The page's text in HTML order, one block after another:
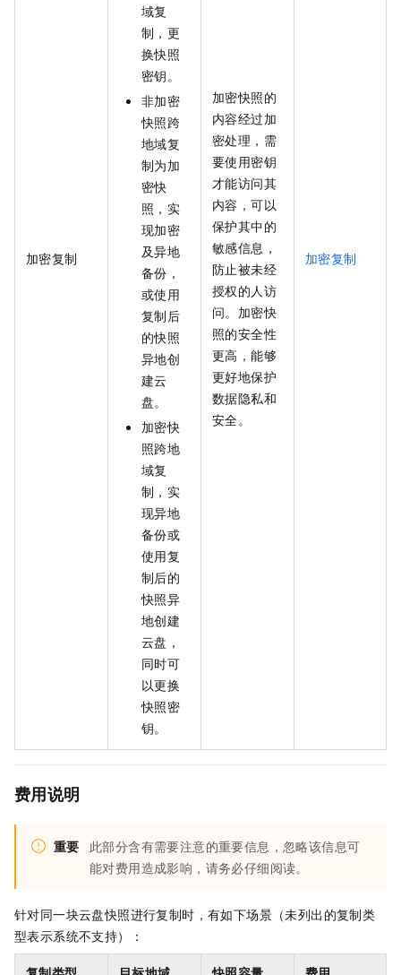
加密复制
域复
制，更
换快照
密钥。
非加密
快照跨
地域复
制为加
密快
照，实
现加密
及异地
备份，
或使用
复制后
的快照
异地创
建云
盘。
加密快
照跨地
域复
制，实
现异地
备份或
使用复
制后的
快照异
地创建
云盘，
同时可
以更换
快照密
钥。
加密快照的
内容经过加
密处理，需
要使用密钥
才能访问其
内容，可以
保护其中的
敏感信息，
防止被未经
授权的人访
问。加密快
照的安全性
更高，能够
更好地保护
数据隐私和
安全。
加密复制
费用说明
重要
此部分含有需要注意的重要信息，忽略该信息可
能对费用造成影响，请务必仔细阅读。
针对同一块云盘快照进行复制时，有如下场景（未列出的复制类
型表示系统不支持）：